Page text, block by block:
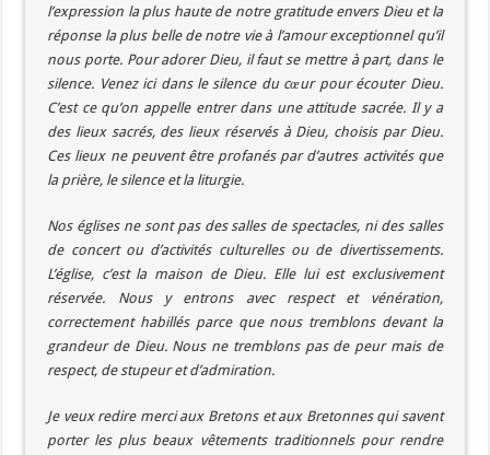
l’expression la plus haute de notre gratitude envers Dieu et la
réponse la plus belle de notre vie à l’amour exceptionnel qu’il
nous porte. Pour adorer Dieu, il faut se mettre à part, dans le
silence. Venez ici dans le silence du cœur pour écouter Dieu.
C’est ce qu’on appelle entrer dans une attitude sacrée. Il y a
des lieux sacrés, des lieux réservés à Dieu, choisis par Dieu.
Ces lieux ne peuvent être profanés par d’autres activités que
la prière, le silence et la liturgie.
Nos églises ne sont pas des salles de spectacles, ni des salles
de concert ou d’activités culturelles ou de divertissements.
L’église, c’est la maison de Dieu. Elle lui est exclusivement
réservée. Nous y entrons avec respect et vénération,
correctement habillés parce que nous tremblons devant la
grandeur de Dieu. Nous ne tremblons pas de peur mais de
respect, de stupeur et d’admiration.
Je veux redire merci aux Bretons et aux Bretonnes qui savent
porter les plus beaux vêtements traditionnels pour rendre